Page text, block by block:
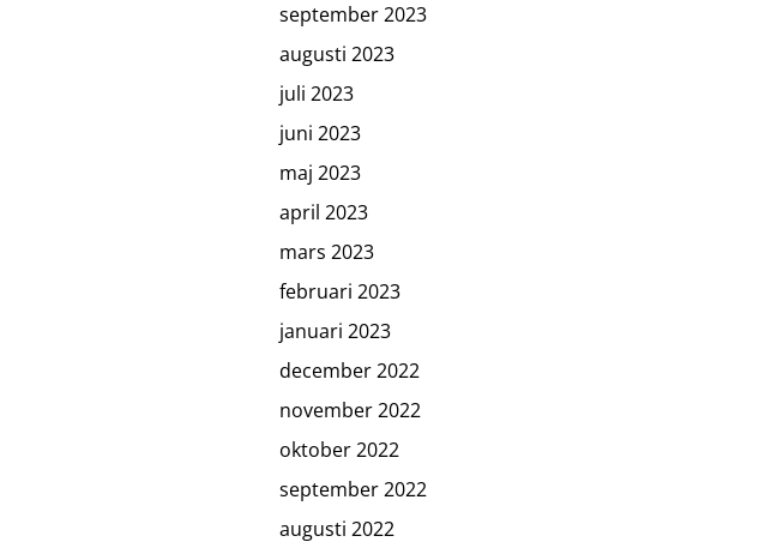
september 2023
augusti 2023
juli 2023
juni 2023
maj 2023
april 2023
mars 2023
februari 2023
januari 2023
december 2022
november 2022
oktober 2022
september 2022
augusti 2022